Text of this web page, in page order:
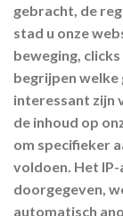
gebracht, de
stad u onze
beweging,
begrijpen welke
interessant zijn
de inhoud op
om specifieker
voldoen. Het
doorgegeven,
automatisch